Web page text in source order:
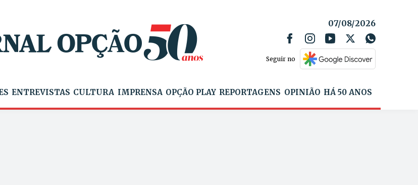
07/08/2026
Seguir no
ENTREVISTAS CULTURA IMPRENSA OPÇÃO PLAY REPORTAGENS OPINIÃO HÁ 50 ANOS